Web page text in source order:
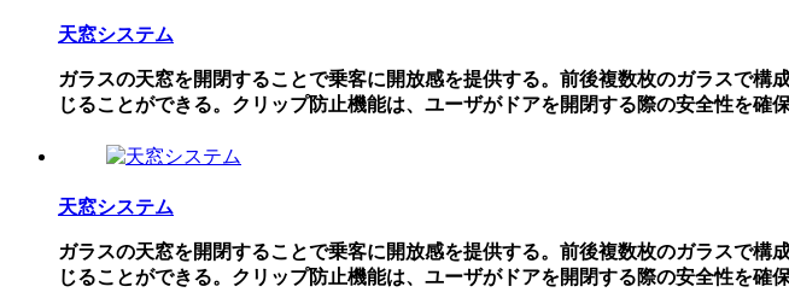
天窓システム
ガラスの天窓を開閉することで乗客に開放感を提供する。前後複数枚のガラスで
じることができる。クリップ防止機能は、ユーザがドアを開閉する際の安全性を確保
天窓システム
ガラスの天窓を開閉することで乗客に開放感を提供する。前後複数枚のガラスで
じることができる。クリップ防止機能は、ユーザがドアを開閉する際の安全性を確保